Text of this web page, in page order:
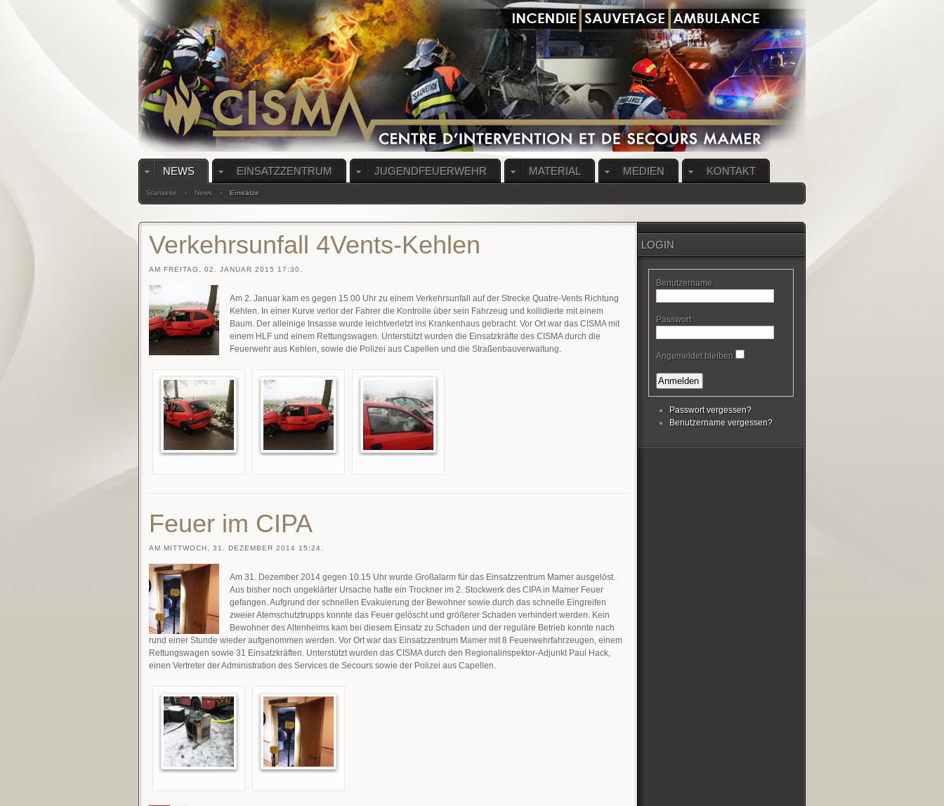
NEWS EINSATZZENTRUM JUGENDFEUERWEHR MATERIAL MEDIEN KONTAKT
Startseite News Einsätze
Verkehrsunfall 4Vents-Kehlen
AM FREITAG, 02. JANUAR 2015 17:30.
Am 2. Januar kam es gegen 15.00 Uhr zu einem Verkehrsunfall auf der Strecke Quatre-Vents Richtung
Kehlen. In einer Kurve verlor der Fahrer die Kontrolle über sein Fahrzeug und kollidierte mit einem
Baum. Der alleinige Insasse wurde leichtverletzt ins Krankenhaus gebracht. Vor Ort war das CISMA mit
einem HLF und einem Rettungswagen. Unterstützt wurden die Einsatzkräfte des CISMA durch die
Feuerwehr aus Kehlen, sowie die Polizei aus Capellen und die Straßenbauverwaltung.
Feuer im CIPA
AM MITTWOCH, 31. DEZEMBER 2014 15:24.
Am 31. Dezember 2014 gegen 10.15 Uhr wurde Großalarm für das Einsatzzentrum Mamer ausgelöst.
Aus bisher noch ungeklärter Ursache hatte ein Trockner im 2. Stockwerk des CIPA in Mamer Feuer
gefangen. Aufgrund der schnellen Evakuierung der Bewohner sowie durch das schnelle Eingreifen
zweier Atemschutztrupps konnte das Feuer gelöscht und größerer Schaden verhindert werden. Kein
Bewohner des Altenheims kam bei diesem Einsatz zu Schaden und der reguläre Betrieb konnte nach
rund einer Stunde wieder aufgenommen werden. Vor Ort war das Einsatzzentrum Mamer mit 8 Feuerwehrfahrzeugen, einem
Rettungswagen sowie 31 Einsatzkräften. Unterstützt wurden das CISMA durch den Regionalinspektor-Adjunkt Paul Hack,
einen Vertreter der Administration des Services de Secours sowie der Polizei aus Capellen.
LOGIN
Benutzername
Passwort
Angemeldet bleiben
Passwort vergessen?
Benutzername vergessen?